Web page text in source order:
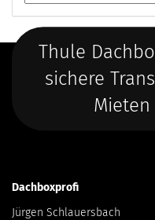
Thule
sichere
Dachboxprofi
Jürgen Schlauersbach